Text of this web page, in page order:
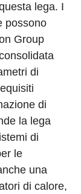
lega. I
possono
Group
di
di
la lega
di
le
una
di calore,